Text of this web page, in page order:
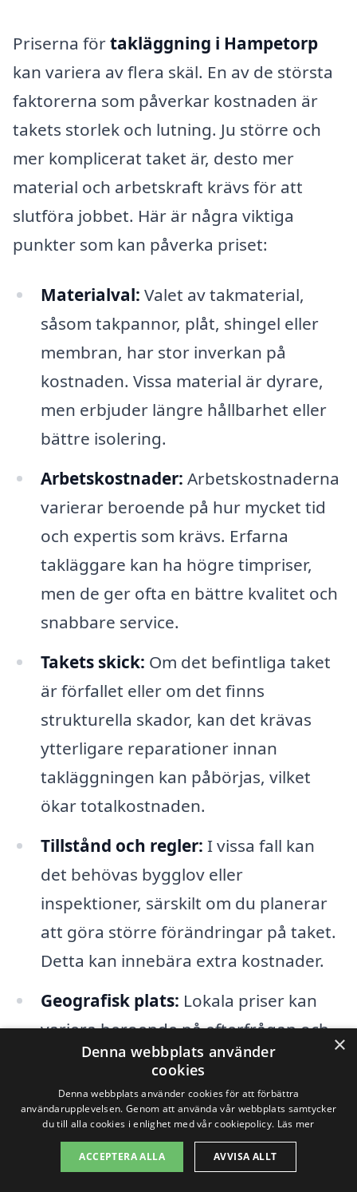
Priserna förtakläggning i Hampetorp
kan variera av flera skäl. En av de största
faktorerna som påverkar kostnaden är
takets storlek och lutning. Ju större och
mer komplicerat taket är, desto mer
material och arbetskraft krävs för att
slutföra jobbet. Här är några viktiga
punkter som kan påverka priset:
Materialval: Valet av takmaterial,
såsom takpannor, plåt, shingel eller
membran, har stor inverkan på
kostnaden. Vissa material är dyrare,
men erbjuder längre hållbarhet eller
bättre isolering.
Arbetskostnader: Arbetskostnaderna
varierar beroende på hur mycket tid
och expertis som krävs. Erfarna
takläggare kan ha högre timpriser,
men de ger ofta en bättre kvalitet och
snabbare service.
Takets skick: Om det befintliga taket
är förfallet eller om det finns
strukturella skador, kan det krävas
ytterligare reparationer innan
takläggningen kan påbörjas, vilket
ökar totalkostnaden.
Tillstånd och regler: I vissa fall kan
det behövas bygglov eller
inspektioner, särskilt om du planerar
att göra större förändringar på taket.
Detta kan innebära extra kostnader.
Geografisk plats: Lokala priser kan
variera beroende på efterfrågan och
tillgången på takläggningstjänster i
Hampetorp.
För att få en exakt kostnadsuppskattning
takläggning i Hampetorpär det
×
Denna webbplats använder
cookies
Denna webbplats använder cookies för att förbättra
användarupplevelsen. Genom att använda vår webbplats samtycker
du till alla cookies i enlighet med vår cookiepolicy. Läs mer
ACCEPTERA ALLA AVVISA ALLT